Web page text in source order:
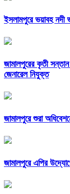
ইসলামপুরে ভয়াবহ নদী
জামালপুরের কৃতী সন্তান
জেনারেল নিযুক্ত
জামালপুরে শুরা
জামালপুরে এপির